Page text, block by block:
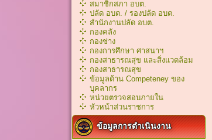
สมาชิกสภา อบต.
ปลัด อบต. / รองปลัด อบต.
สำนักงานปลัด อบต.
กองคลัง
กองช่าง
กองการศึกษา ศาสนาฯ
กองสาธารณสุข และสิ่งแวดล้อม
กองสาธารณสุข
ข้อมูลด้าน Competeney ของ
บุคลากร
หน่วยตรวจสอบภายใน
หัวหน้าส่วนราชการ
ข้อมูลการดำเนินงาน